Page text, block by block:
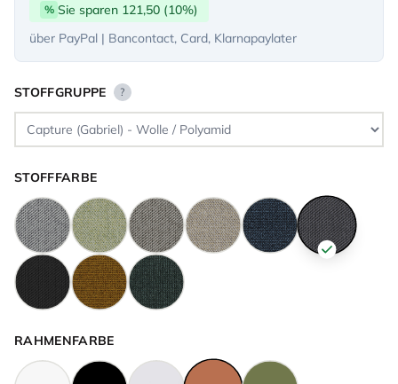
% Sie sparen 121,50 (10%)
über PayPal | Bancontact, Card, Klarnapaylater
STOFFGRUPPE ?
STOFFFARBE
RAHMENFARBE